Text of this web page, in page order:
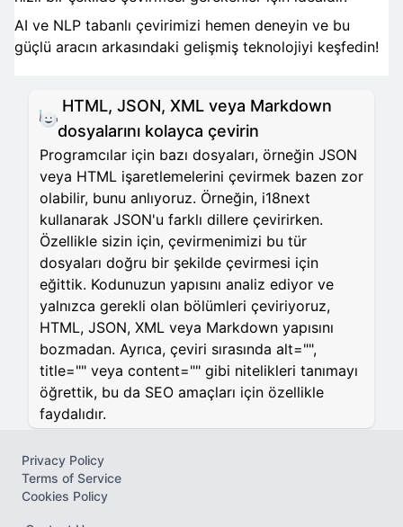
AI ve NLP tabanlı çevirimizi hemen deneyin ve bu
güçlü aracın arkasındaki gelişmiş teknolojiyi keşfedin!
HTML, JSON, XML veya Markdown
dosyalarını kolayca çevirin
Programcılar için bazı dosyaları, örneğin JSON
veya HTML işaretlemelerini çevirmek bazen zor
olabilir, bunu anlıyoruz. Örneğin, i18next
kullanarak JSON'u farklı dillere çevirirken.
Özellikle sizin için, çevirmenimizi bu tür
dosyaları doğru bir şekilde çevirmesi için
eğittik. Kodunuzun yapısını analiz ediyor ve
yalnızca gerekli olan bölümleri çeviriyoruz,
HTML, JSON, XML veya Markdown yapısını
bozmadan. Ayrıca, çeviri sırasında alt="",
title="" veya content="" gibi nitelikleri tanımayı
öğrettik, bu da SEO amaçları için özellikle
faydalıdır.
Privacy Policy
Terms of Service
Cookies Policy